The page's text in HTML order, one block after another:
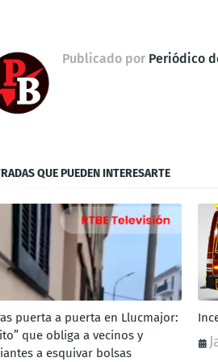
Publicado por Periódico
QUE PUEDEN INTERESARTE
puerta a puerta en Llucmajor:
que obliga a vecinos y
a esquivar bolsas